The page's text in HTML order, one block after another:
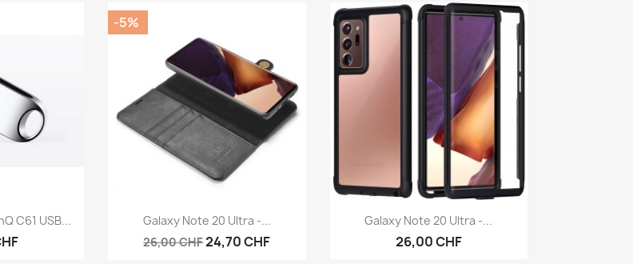
C61 USB... Aperçu rapide
Galaxy Note 20 Ultra -...
26,00 CHF24,70 CHF
-5%
Aperçu rapide
Galaxy Note 20 Ultra -...
26,00 CHF